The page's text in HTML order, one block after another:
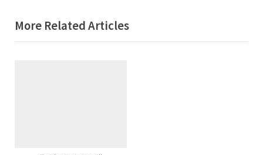
u
s
t
P
More Related Articles